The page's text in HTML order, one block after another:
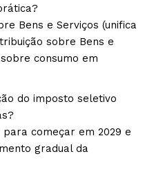
Bens e Serviços (unifica
sobre Bens e
consumo em
do imposto seletivo
começar em 2029 e
gradual da